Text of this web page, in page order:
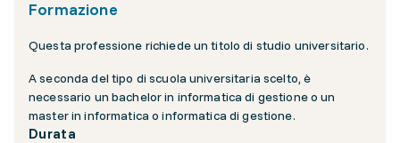
Formazione
Questa professione richiede un titolo di studio universitario.
A seconda del tipo di scuola universitaria scelto, è
necessario un bachelor in informatica di gestione o un
master in informatica o informatica di gestione.
Durata